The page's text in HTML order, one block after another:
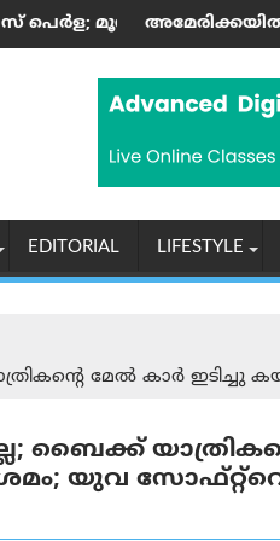
കലാസപര്യയ്ക്ക് ഗൾഫ്
ജോലി ചെയ്യുന്ന
EDITORIAL LIFESTYLE
മേൽ കാർ ഇടിച്ചു
യുവ